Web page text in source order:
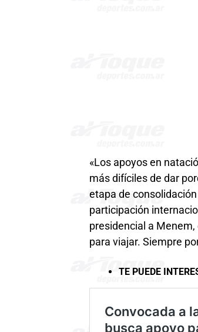
«Los apoyos en
más difíciles de dar
etapa de
participación
presidencial a
para viajar. Siempre
TE PUEDE